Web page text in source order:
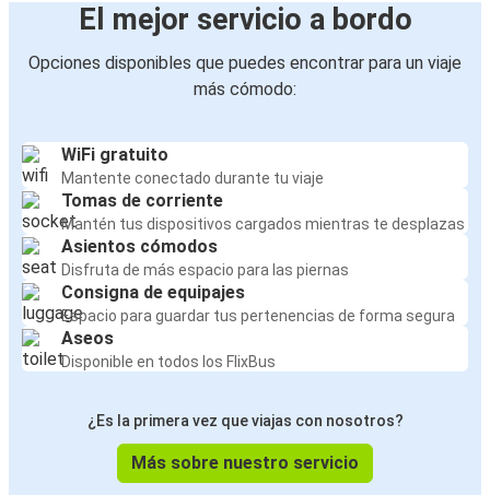
El mejor servicio a bordo
Opciones disponibles que puedes encontrar para un viaje
más cómodo:
WiFi gratuito
Mantente conectado durante tu viaje
Tomas de corriente
Mantén tus dispositivos cargados mientras te desplazas
Asientos cómodos
Disfruta de más espacio para las piernas
Consigna de equipajes
Espacio para guardar tus pertenencias de forma segura
Aseos
Disponible en todos los FlixBus
¿Es la primera vez que viajas con nosotros?
Más sobre nuestro servicio